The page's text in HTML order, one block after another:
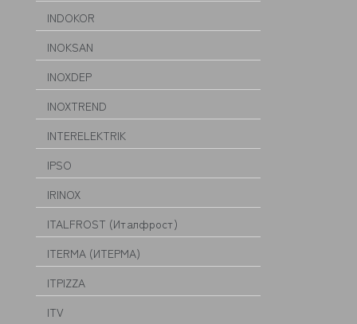
INDOKOR
INOKSAN
INOXDEP
INOXTREND
INTERELEKTRIK
IPSO
IRINOX
ITALFROST (Италфрост)
ITERMA (ИТЕРМА)
ITPIZZA
ITV